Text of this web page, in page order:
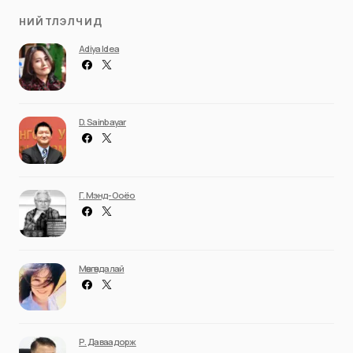
НИЙТЛЭЛЧИД
Adiya Idea
D. Sainbayar
Г. Мэнд-Ооёо
Мөнгөндалай
Р. Даваадорж